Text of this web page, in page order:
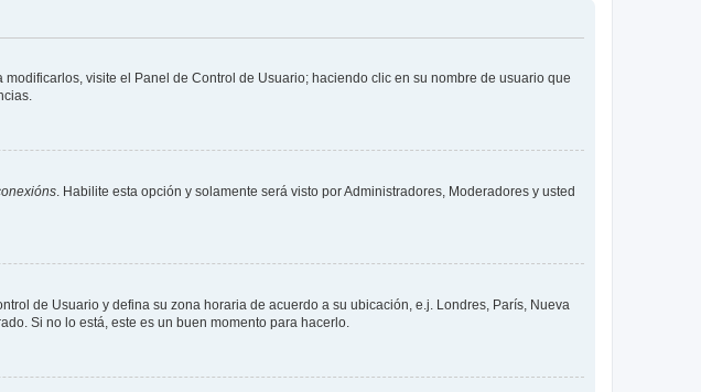
visite el Panel de Control de Usuario; haciendo clic en su nombre de usuario que
. Habilite esta opción y solamente será visto por Administradores, Moderadores y usted
de Usuario y defina su zona horaria de acuerdo a su ubicación, e.j. Londres, París, Nueva
Si no lo está, este es un buen momento para hacerlo.